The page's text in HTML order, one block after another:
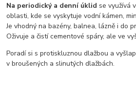
Na periodický a denní úklid se využívá
oblasti, kde se vyskytuje vodní kámen,
Je vhodný na bazény, balnea, lázně i do
Oživuje a čistí cementové spáry, ale ve
Poradí si s protiskluznou dlažbou a
v broušených a slinutých dlažbách.